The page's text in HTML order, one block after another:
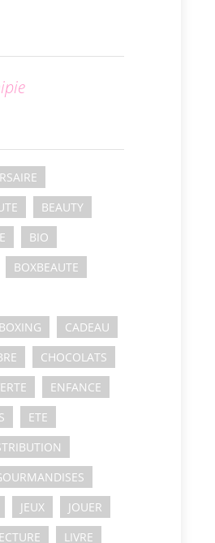
BEAUTY
BIO
BOXBEAUTE
CADEAU
CHOCOLATS
ENFANCE
ETE
JEUX
JOUER
LIVRE